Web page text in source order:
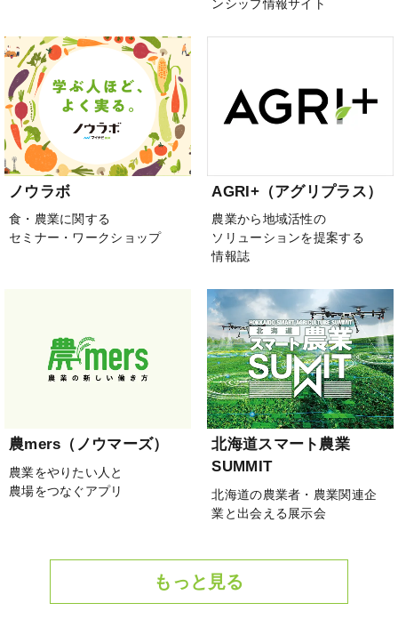
ンシップ情報サイト
ノウラボ
食・農業に関する
セミナー・ワークショップ
AGRI+（アグリプラス）
農業から地域活性の
ソリューションを提案する
情報誌
農mers（ノウマーズ）
農業をやりたい人と
農場をつなぐアプリ
北海道スマート農業
SUMMIT
北海道の農業者・農業関連企
業と出会える展示会
もっと見る